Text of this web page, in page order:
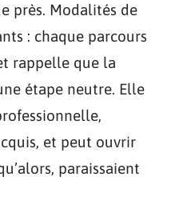
près. Modalités de
: chaque parcours
rappelle que la
étape neutre. Elle
et peut ouvrir
paraissaient